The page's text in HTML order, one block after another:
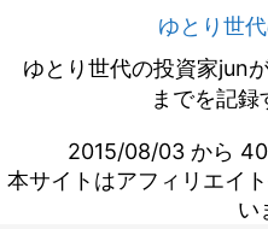
ゆとり世
ゆとり世代の投資家jun
までを記録
2015/08/03 から
本サイトはアフィリエイ
い